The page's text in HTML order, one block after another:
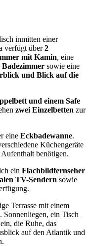
inmitten einer
verfügt über2
mit Kamin, eine
Badezimmer sowie eine
und Blick auf die
und einem Safe
zwei Einzelbetten zur
eine Eckbadewanne.
Küchengeräte
benötigen.
ein Flachbildfernseher
TV-Sendern sowie
Terrasse mit einem
. Sonnenliegen, ein Tisch
die Ruhe, das
auf den Atlantik und